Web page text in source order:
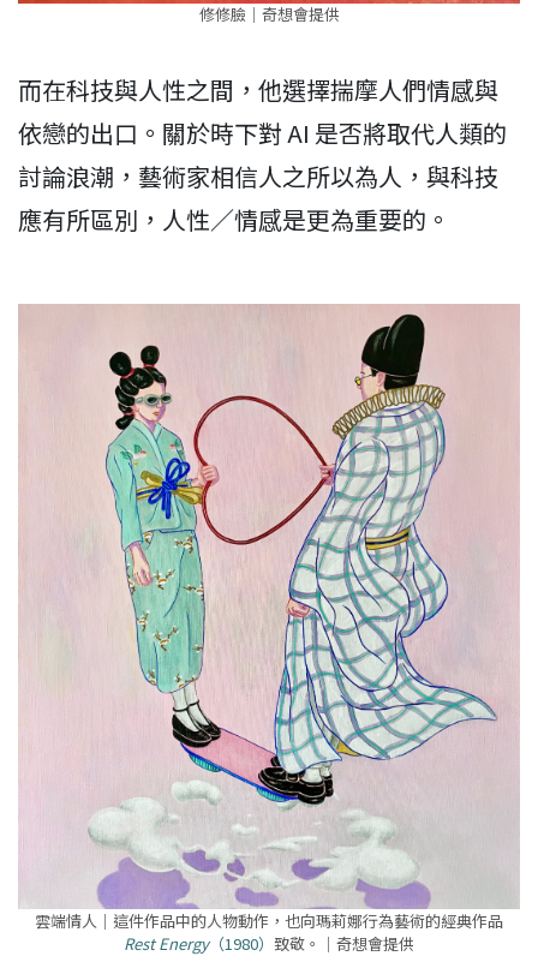
修修臉｜奇想會提供
而在科技與人性之間，他選擇揣摩人們情感與
依戀的出口。關於時下對 AI 是否將取代人類的
討論浪潮，藝術家相信人之所以為人，與科技
應有所區別，人性／情感是更為重要的。
雲端情人｜這件作品中的人物動作，也向瑪莉娜行為藝術的經典作品
Rest Energy（1980） 致敬。｜奇想會提供